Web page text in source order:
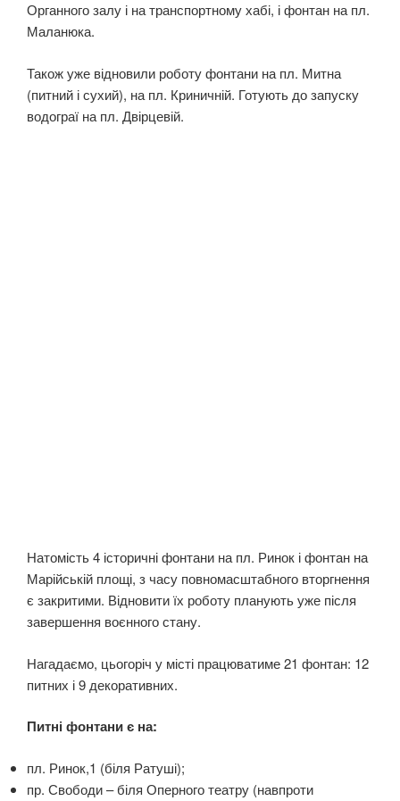
Органного залу і на транспортному хабі, і фонтан на пл.
Маланюка.
Також уже відновили роботу фонтани на пл. Митна
(питний і сухий), на пл. Криничній. Готують до запуску
водограї на пл. Двірцевій.
Натомість 4 історичні фонтани на пл. Ринок і фонтан на
Марійській площі, з часу повномасштабного вторгнення
є закритими. Відновити їх роботу планують уже після
завершення воєнного стану.
Нагадаємо, цьогоріч у місті працюватиме 21 фонтан: 12
питних і 9 декоративних.
Питні фонтани є на:
пл. Ринок,1 (біля Ратуші);
пр. Свободи – біля Оперного театру (навпроти